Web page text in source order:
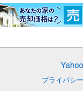
プライバシ